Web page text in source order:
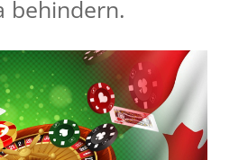
behindern.